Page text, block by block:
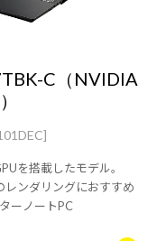
C（NVIDIA
を搭載したモデル。
ンダリングにおすすめ
ーノートPC